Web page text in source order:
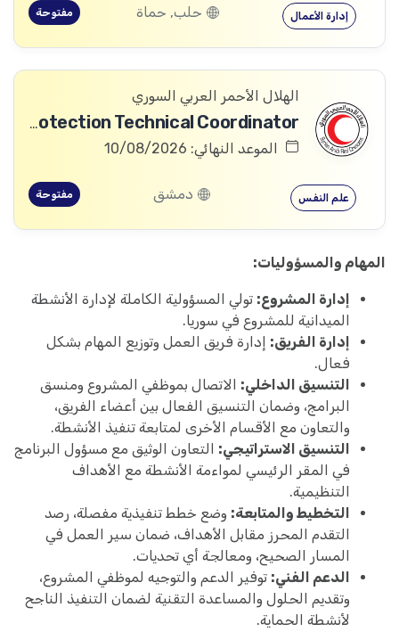
إدارة الأعمال حلب, حماة مفتوحة
الهلال الأحمر العربي السوري
Community Services and Protection Technical Coordinator
الموعد النهائي: 10/08/2026
علم النفس دمشق مفتوحة
المهام والمسؤوليات:
إدارة المشروع: تولي المسؤولية الكاملة لإدارة الأنشطة
الميدانية للمشروع في سوريا.
إدارة الفريق: إدارة فريق العمل وتوزيع المهام بشكل
فعال.
التنسيق الداخلي: الاتصال بموظفي المشروع ومنسق
البرامج، وضمان التنسيق الفعال بين أعضاء الفريق،
والتعاون مع الأقسام الأخرى لمتابعة تنفيذ الأنشطة.
التنسيق الاستراتيجي: التعاون الوثيق مع مسؤول البرنامج
في المقر الرئيسي لمواءمة الأنشطة مع الأهداف
التنظيمية.
التخطيط والمتابعة: وضع خطط تنفيذية مفصلة، رصد
التقدم المحرز مقابل الأهداف، ضمان سير العمل في
المسار الصحيح، ومعالجة أي تحديات.
الدعم الفني: توفير الدعم والتوجيه لموظفي المشروع،
وتقديم الحلول والمساعدة التقنية لضمان التنفيذ الناجح
لأنشطة الحماية.